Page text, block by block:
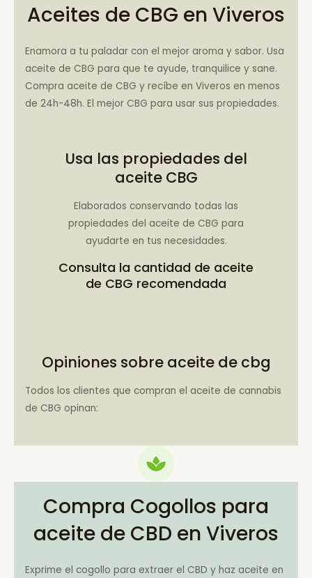
Aceites de CBG en Viveros
Enamora a tu paladar con el mejor aroma y sabor. Usa
aceite de CBG para que te ayude, tranquilice y sane.
Compra aceite de CBG y recíbe en Viveros en menos
de 24h-48h. El mejor CBG para usar sus propiedades.
Usa las propiedades del
aceite CBG
Elaborados conservando todas las
propiedades del aceite de CBG para
ayudarte en tus necesidades.
Consulta la cantidad de aceite
de CBG recomendada
Opiniones sobre aceite de cbg
Todos los clientes que compran el aceite de cannabis
de CBG opinan:
Compra Cogollos para
aceite de CBD en Viveros
Exprime el cogollo para extraer el CBD y haz aceite en